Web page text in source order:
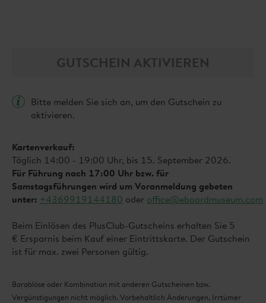
GUTSCHEIN AKTIVIEREN
Bitte melden Sie sich an, um den Gutschein zu
aktivieren.
Kartenverkauf:
Täglich 14:00 - 19:00 Uhr, bis 15. September 2026.
Für Führung nach 17:00 Uhr bzw. für
Samstagsführungen wird um Voranmeldung gebeten
unter: +4369919144180 oder office@eboardmuseum.com
Beim Einlösen des PlusClub-Gutscheins erhalten Sie 5
€ Ersparnis beim Kauf einer Eintrittskarte. Der Gutschein
ist für max. zwei Personen gültig.
Barablöse oder Kombination mit anderen Gutscheinen bzw.
Vergünstigungen nicht möglich. Vorbehaltlich Änderungen, Irrtümer